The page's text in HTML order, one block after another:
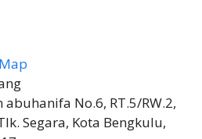
abuhanifa No.6, RT.5/RW.2,
Segara, Kota Bengkulu,